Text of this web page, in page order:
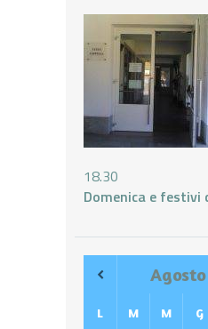
18.30
Domenica e festivi
Agosto
L M M G